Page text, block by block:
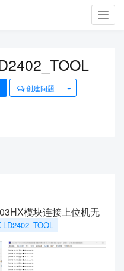
创建问题
模块连接上位机无
LD2402_TOOL